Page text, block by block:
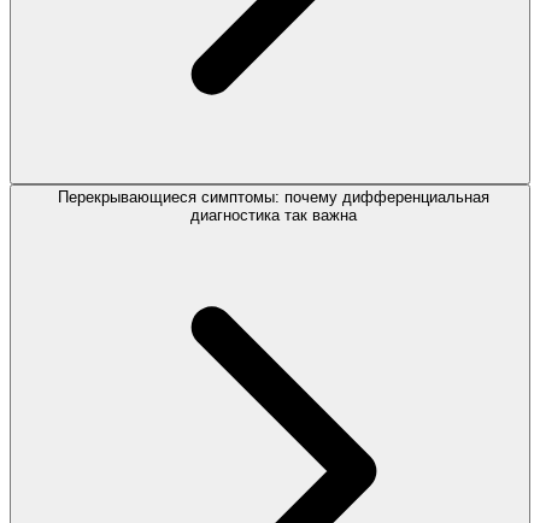
Перекрывающиеся симптомы: почему дифференциальная
диагностика так важна